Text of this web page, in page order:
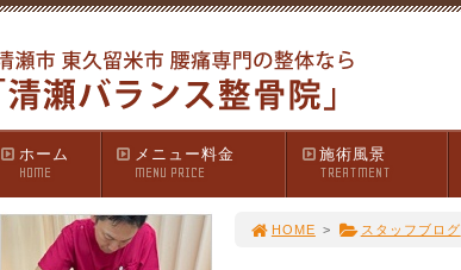
ホーム
HOME
メニュー料金
MENU PRICE
施術風景
TREATMENT
HOME > スタッフブログ